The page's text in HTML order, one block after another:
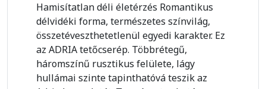
Hamisítatlan déli életérzés Romantikus
délvidéki forma, természetes színvilág,
összetéveszthetetlenül egyedi karakter. Ez
az ADRIA tetőcserép. Többrétegű,
háromszínű rusztikus felülete, lágy
hullámai szinte tapinthatóvá teszik az